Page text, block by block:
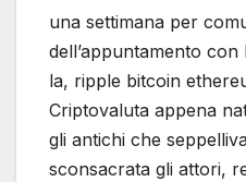
una settimana per
dell’appuntamento con
la, ripple bitcoin
Criptovaluta appena
gli antichi che
sconsacrata gli attori,